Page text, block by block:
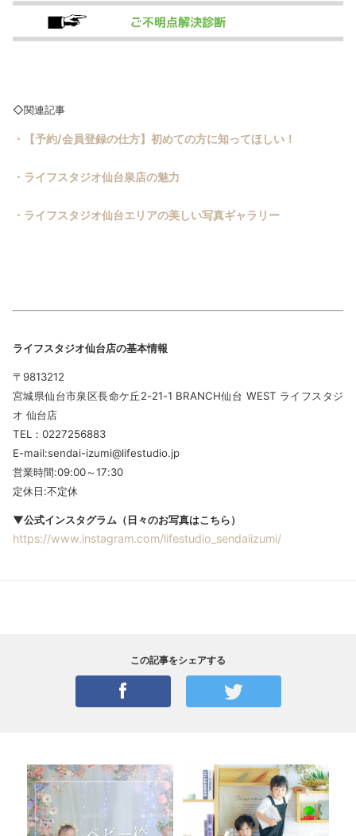
◇関連記事
・ 【予約/会員登録の仕方】初めての方に知ってほしい！
・ライフスタジオ仙台泉店の魅力
・ライフスタジオ仙台エリアの美しい写真ギャラリー
ライフスタジオ仙台店の基本情報
〒9813212
宮城県仙台市泉区長命ケ丘2-21-1 BRANCH仙台 WEST ライフスタジ
オ 仙台店
TEL：0227256883
E-mail:sendai-izumi@lifestudio.jp
営業時間:09:00～17:30
定休日:不定休
▼公式インスタグラム（日々のお写真はこちら）
https://www.instagram.com/lifestudio_sendaiizumi/
この記事をシェアする